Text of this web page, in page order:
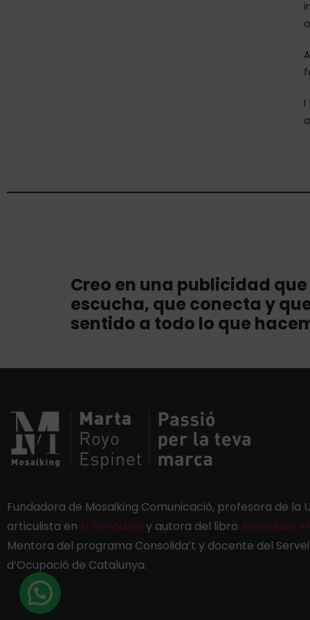
I
Creo en una publicidad que
escucha, que conecta y
sentido a todo lo que
Fundadora de Mosaiking Comunicació, profesora de la
articulista en El Periódicoy autora del libro Aroma de
Mentora del programa Consolida’t y docente del Servei
d’Ocupació de Catalunya.